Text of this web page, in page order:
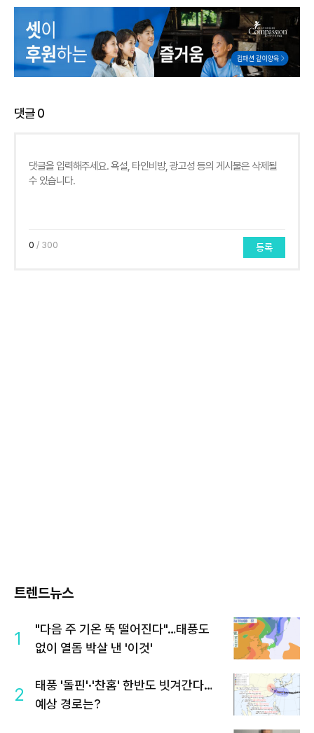
댓글0
0 / 300 등록
트렌드뉴스
1
"다음 주 기온 뚝 떨어진다"…태풍도
없이 열돔 박살 낸 '이것'
2
태풍 '돌핀'·'찬홈' 한반도 빗겨간다…
예상 경로는?